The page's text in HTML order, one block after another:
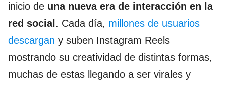
inicio de una nueva era de interacción en la
red social . Cada día, millones de usuarios
descargan y suben Instagram Reels
mostrando su creatividad de distintas formas,
muchas de estas llegando a ser virales y